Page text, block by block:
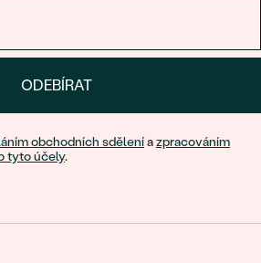
ODEBÍRAT
obchodních sděleníazpracováním
tyto účely.